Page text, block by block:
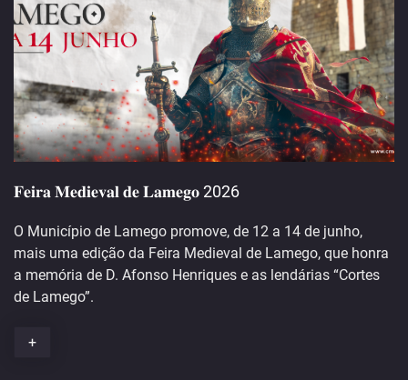
𝐅𝐞𝐢𝐫𝐚 𝐌𝐞𝐝𝐢𝐞𝐯𝐚𝐥 𝐝𝐞 𝐋𝐚𝐦𝐞𝐠𝐨 2026
O Município de Lamego promove, de 12 a 14 de junho,
mais uma edição da Feira Medieval de Lamego, que honra
a memória de D. Afonso Henriques e as lendárias “Cortes
de Lamego”.
+